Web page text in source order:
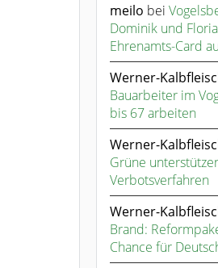
meilo bei
Dominik und
Ehrenamts-Card
Werner-
Bauarbeiter im
bis 67 arbeiten
Werner-
Grüne
Verbotsverfahren
Werner-
Brand:
Chance für